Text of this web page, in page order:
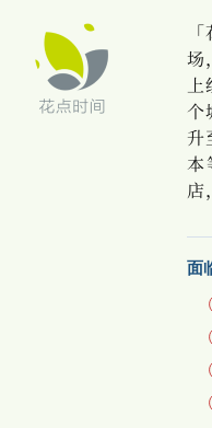
场
个
升
本
店
面